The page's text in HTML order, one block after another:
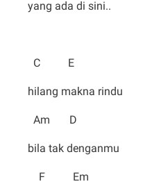
yang ada di sini..
C E
hilang makna rindu
Am D
bila tak denganmu
F Em